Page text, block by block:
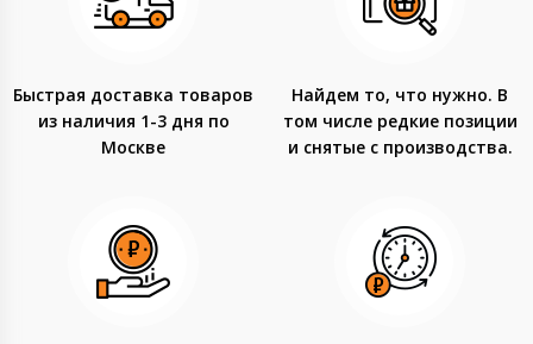
Быстрая доставка товаров
из наличия 1-3 дня по
Москве
Найдем то, что нужно. В
том числе редкие позиции
и снятые с производства.